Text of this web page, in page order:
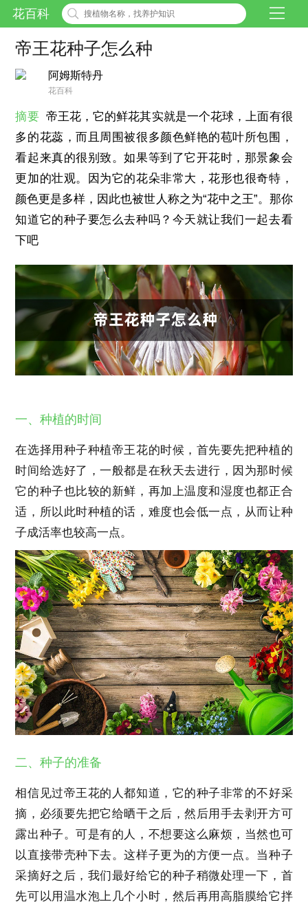
花百科
帝王花种子怎么种
阿姆斯特丹
花百科
摘要 帝王花，它的鲜花其实就是一个花球，上面有很
多的花蕊，而且周围被很多颜色鲜艳的苞叶所包围，
看起来真的很别致。如果等到了它开花时，那景象会
更加的壮观。因为它的花朵非常大，花形也很奇特，
颜色更是多样，因此也被世人称之为“花中之王”。那你
知道它的种子要怎么去种吗？今天就让我们一起去看
下吧
一、种植的时间
在选择用种子种植帝王花的时候，首先要先把种植的
时间给选好了，一般都是在秋天去进行，因为那时候
它的种子也比较的新鲜，再加上温度和湿度也都正合
适，所以此时种植的话，难度也会低一点，从而让种
子成活率也较高一点。
二、种子的准备
相信见过帝王花的人都知道，它的种子非常的不好采
摘，必须要先把它给晒干之后，然后用手去剥开方可
露出种子。可是有的人，不想要这么麻烦，当然也可
以直接带壳种下去。这样子更为的方便一点。当种子
采摘好之后，我们最好给它的种子稍微处理一下，首
先可以用温水泡上几个小时，然后再用高脂膜给它拌